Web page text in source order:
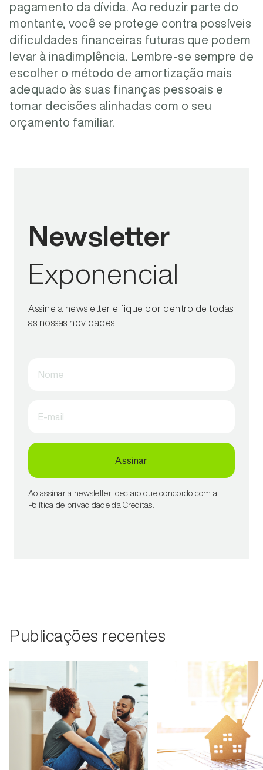
pagamento da dívida. Ao reduzir parte do
montante, você se protege contra possíveis
dificuldades financeiras futuras que podem
levar à inadimplência. Lembre-se sempre de
escolher o método de amortização mais
adequado às suas finanças pessoais e
tomar decisões alinhadas com o seu
orçamento familiar.
Newsletter
Exponencial
Assine a newsletter e fique por dentro de todas
as nossas novidades.
Nome
E-mail
Assinar
Ao assinar a newsletter, declaro que concordo com a
Política de privacidade da Creditas.
Publicações recentes